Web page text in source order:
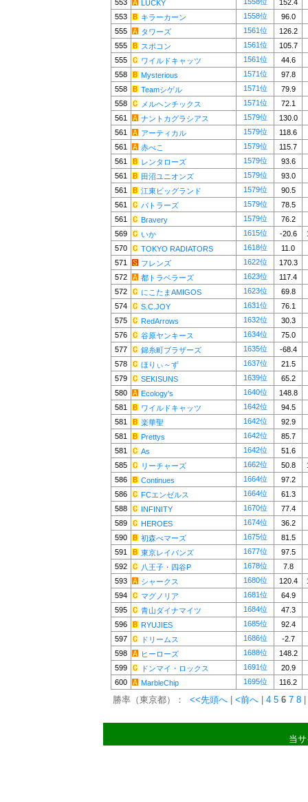
553
LUCKY
152.4
553
キラーカーン 1558位
96.0
555
タワーズ 1561位
126.2
555
スポコン 1561位
105.7
555
ワイルドキャッツ 1561位
44.6
558
Mysterious 1571位
97.8
558
Teamシゲル 1571位
79.9
558
メルヘンチックス 1571位
72.1
561
ナントカグラシアス 1579位
130.0
561
アーティカル 1579位
118.6
561
赤べこ 1579位
115.7
561
レンタローズ 1579位
93.6
561
田沼ユニオンズ 1579位
93.0
561
江東ビッグランド 1579位
90.5
561
バトラーズ 1579位
78.5
561
Bravery 1579位
76.2
569
いか 1615位 -20.6
570
TOKYO RADIATORS 1618位
11.0
571
フレンズ 1622位
170.3
572
都トラベラーズ 1623位
117.4
572
にこたまAMIGOS 1623位
69.8
574
S.C.JOY 1631位
76.1
575
RedArrows 1632位
30.3
576
谷原ヤンキース 1634位
75.0
577
錦糸町ブラザーズ 1635位
-68.4
578
ほりぃ～ず 1637位
21.5
579
SEKISUNS 1639位
65.2
580
Ecology's 1640位
148.8
581
ワイルドキャッツ 1642位
94.5
581
楽華聖 1642位
92.9
581
Prettys 1642位
85.7
581
As 1642位
51.6
585
リーチャーズ 1662位 50.8
586
Continues 1664位
97.2
586
FCエンゼルス 1664位
61.3
588
INFINITY 1670位
77.4
589
HEROES 1674位
36.2
590
初森べマーズ 1675位
81.5
591
東京レイバンズ 1677位
97.5
592
八王子・四谷P 1678位
7.8
593
シャークス 1680位 120.4
594
マグノリア 1681位
64.9
595
青山ダイナマイツ 1684位
47.3
596
RYUJIES 1685位
92.4
597
ドリームス 1686位
-2.7
598
ヒーローズ 1688位
148.2
599
ドンマイ・ロックス 1691位
20.9
600
MarbleChip 1695位 116.2
勝率（東京都）： <<先頭へ <前へ 4 5 6 7 8
当